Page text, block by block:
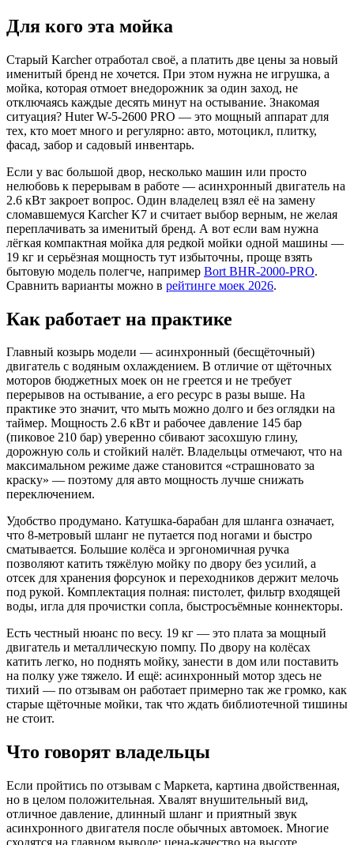
Для кого эта мойка
Старый Karcher отработал своё, а платить две цены за новый
именитый бренд не хочется. При этом нужна не игрушка, а
мойка, которая отмоет внедорожник за один заход, не
отключаясь каждые десять минут на остывание. Знакомая
ситуация? Huter W-5-2600 PRO — это мощный аппарат для
тех, кто моет много и регулярно: авто, мотоцикл, плитку,
фасад, забор и садовый инвентарь.
Если у вас большой двор, несколько машин или просто
нелюбовь к перерывам в работе — асинхронный двигатель на
2.6 кВт закроет вопрос. Один владелец взял её на замену
сломавшемуся Karcher K7 и считает выбор верным, не желая
переплачивать за именитый бренд. А вот если вам нужна
лёгкая компактная мойка для редкой мойки одной машины —
19 кг и серьёзная мощность тут избыточны, проще взять
бытовую модель полегче, например Bort BHR-2000-PRO.
Сравнить варианты можно в рейтинге моек 2026.
Как работает на практике
Главный козырь модели — асинхронный (бесщёточный)
двигатель с водяным охлаждением. В отличие от щёточных
моторов бюджетных моек он не греется и не требует
перерывов на остывание, а его ресурс в разы выше. На
практике это значит, что мыть можно долго и без оглядки на
таймер. Мощность 2.6 кВт и рабочее давление 145 бар
(пиковое 210 бар) уверенно сбивают засохшую глину,
дорожную соль и стойкий налёт. Владельцы отмечают, что на
максимальном режиме даже становится «страшновато за
краску» — поэтому для авто мощность лучше снижать
переключением.
Удобство продумано. Катушка-барабан для шланга означает,
что 8-метровый шланг не путается под ногами и быстро
сматывается. Большие колёса и эргономичная ручка
позволяют катить тяжёлую мойку по двору без усилий, а
отсек для хранения форсунок и переходников держит мелочь
под рукой. Комплектация полная: пистолет, фильтр входящей
воды, игла для прочистки сопла, быстросъёмные коннекторы.
Есть честный нюанс по весу. 19 кг — это плата за мощный
двигатель и металлическую помпу. По двору на колёсах
катить легко, но поднять мойку, занести в дом или поставить
на полку уже тяжело. И ещё: асинхронный мотор здесь не
тихий — по отзывам он работает примерно так же громко, как
старые щёточные мойки, так что ждать библиотечной тишины
не стоит.
Что говорят владельцы
Если пройтись по отзывам с Маркета, картина двойственная,
но в целом положительная. Хвалят внушительный вид,
отличное давление, длинный шланг и приятный звук
асинхронного двигателя после обычных автомоек. Многие